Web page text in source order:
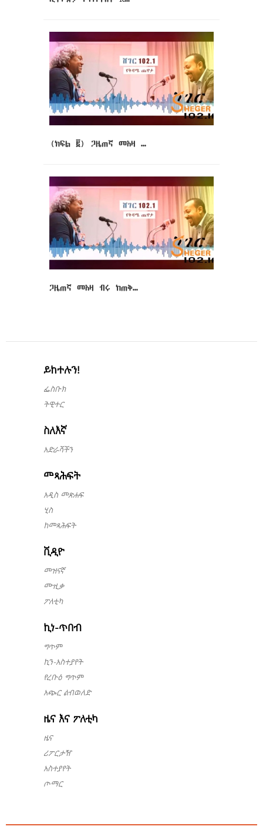
(ክፍል ፪) ጋዜጠኛ መአዛ …
ጋዜጠኛ መአዛ ብሩ ከጠቅ…
ይከተሉን!
ፌስቡክ
ትዊተር
ስለእኛ
አድራሻችን
መጻሕፍት
አዲስ መጽሐፍ
ሂስ
ከመጻሕፍት
ቪዲዮ
መዝናኛ
ሙዚቃ
ፖለቲካ
ኪነ-ጥበብ
ግጥም
ኪን-አስተያየት
የረቡዕ ግጥም
አጭር ልብወለድ
ዜና እና ፖለቲካ
ዜና
ሪፖርታዥ
አስተያየት
ጦማር